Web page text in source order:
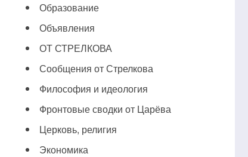
Образование
Объявления
ОТ СТРЕЛКОВА
Сообщения от Стрелкова
Философия и идеология
Фронтовые сводки от Царёва
Церковь, религия
Экономика